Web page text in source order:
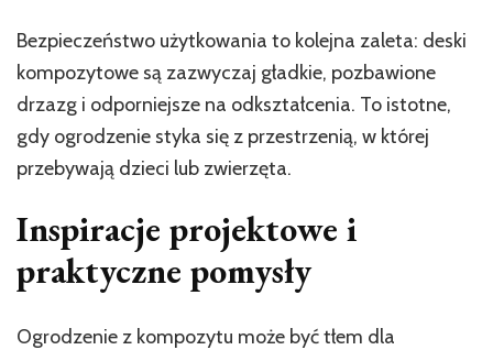
Bezpieczeństwo użytkowania to kolejna zaleta: deski
kompozytowe są zazwyczaj gładkie, pozbawione
drzazg i odporniejsze na odkształcenia. To istotne,
gdy ogrodzenie styka się z przestrzenią, w której
przebywają dzieci lub zwierzęta.
Inspiracje projektowe i
praktyczne pomysły
Ogrodzenie z kompozytu może być tłem dla